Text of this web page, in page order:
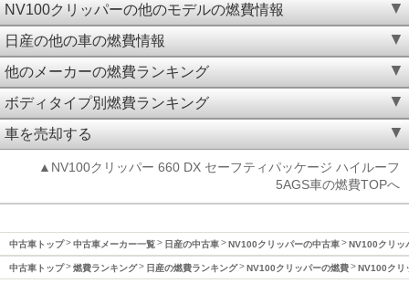
NV100クリッパーの他のモデルの燃費情報
日産の他の車の燃費情報
他のメーカーの燃費ランキング
ボディタイプ別燃費ランキング
車を売却する
▲NV100クリッパー 660 DX セーフティパッケージ ハイルーフ
5AGS車の燃費TOPへ
中古車トップ 中古車メーカー一覧 日産の中古車 NV100クリッパーの中古車 NV100クリッ
中古車トップ 燃費ランキング 日産の燃費ランキング NV100クリッパーの燃費 NV100クリ